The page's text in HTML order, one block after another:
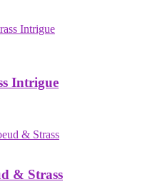
Intrigue
& Strass